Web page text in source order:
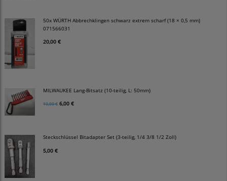
50x WÜRTH Abbrechklingen schwarz extrem scharf (18 × 0,5 mm)
071566031
20,00 €
MILWAUKEE Lang-Bitsatz (10-teilig, L: 50mm)
10,00 € 6,00 €
Steckschlüssel Bitadapter Set (3-teilig, 1/4 3/8 1/2 Zoll)
5,00 €